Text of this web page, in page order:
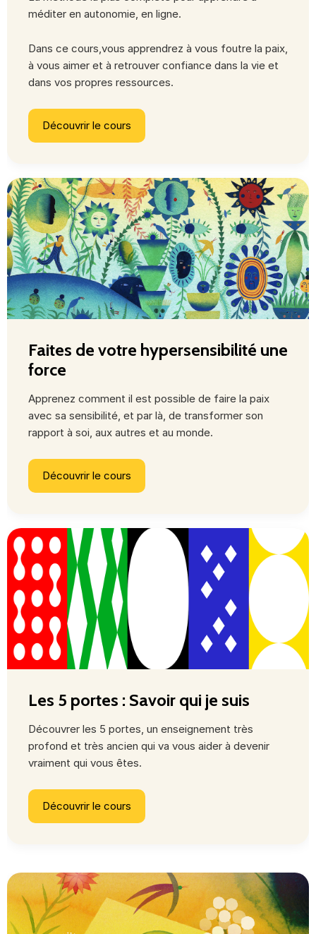
méditer en autonomie, en ligne.
Dans ce cours,vous apprendrez à vous foutre la paix,
à vous aimer et à retrouver confiance dans la vie et
dans vos propres ressources.
Découvrir le cours
Faites de votre hypersensibilité une
force
Apprenez comment il est possible de faire la paix
avec sa sensibilité, et par là, de transformer son
rapport à soi, aux autres et au monde.
Découvrir le cours
Les 5 portes : Savoir qui je suis
Découvrer les 5 portes, un enseignement très
profond et très ancien qui va vous aider à devenir
vraiment qui vous êtes.
Découvrir le cours